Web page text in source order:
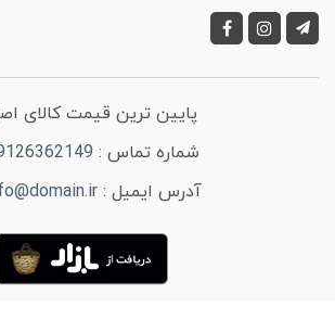
پایین ترین قیمت کالای
شماره تماس :
آدرس ایمیل :